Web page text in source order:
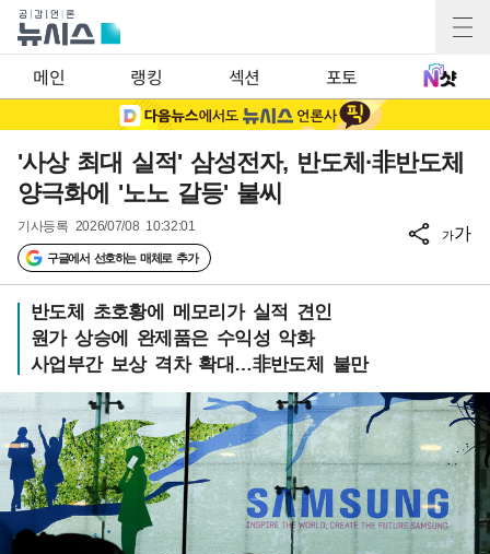
메인 랭킹 섹션 포토
'사상 최대 실적' 삼성전자, 반도체·非반도체
양극화에 '노노 갈등' 불씨
기사등록 2026/07/08 10:32:01
구글에서 선호하는 매체로 추가
가가
반도체 초호황에 메모리가 실적 견인
원가 상승에 완제품은 수익성 악화
사업부간 보상 격차 확대…非반도체 불만